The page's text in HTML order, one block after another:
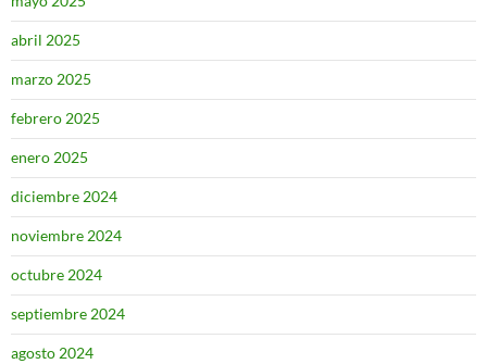
abril 2025
marzo 2025
febrero 2025
enero 2025
diciembre 2024
noviembre 2024
octubre 2024
septiembre 2024
agosto 2024